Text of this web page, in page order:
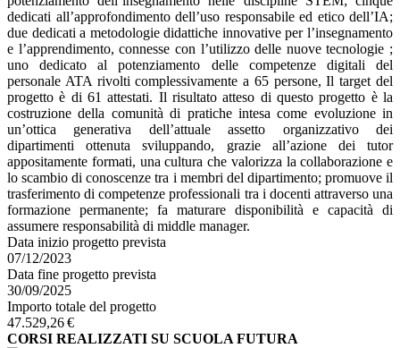
dedicati all’approfondimento dell’uso responsabile ed etico dell’IA;
due dedicati a metodologie didattiche innovative per l’insegnamento
e l’apprendimento, connesse con l’utilizzo delle nuove tecnologie ;
uno dedicato al potenziamento delle competenze digitali del
personale ATA rivolti complessivamente a 65 persone, Il target del
progetto è di 61 attestati. Il risultato atteso di questo progetto è la
costruzione della comunità di pratiche intesa come evoluzione in
un’ottica generativa dell’attuale assetto organizzativo dei
dipartimenti ottenuta sviluppando, grazie all’azione dei tutor
appositamente formati, una cultura che valorizza la collaborazione e
lo scambio di conoscenze tra i membri del dipartimento; promuove il
trasferimento di competenze professionali tra i docenti attraverso una
formazione permanente; fa maturare disponibilità e capacità di
assumere responsabilità di middle manager.
Data inizio progetto prevista
07/12/2023
Data fine progetto prevista
30/09/2025
Importo totale del progetto
47.529,26 €
CORSI REALIZZATI SU SCUOLA FUTURA